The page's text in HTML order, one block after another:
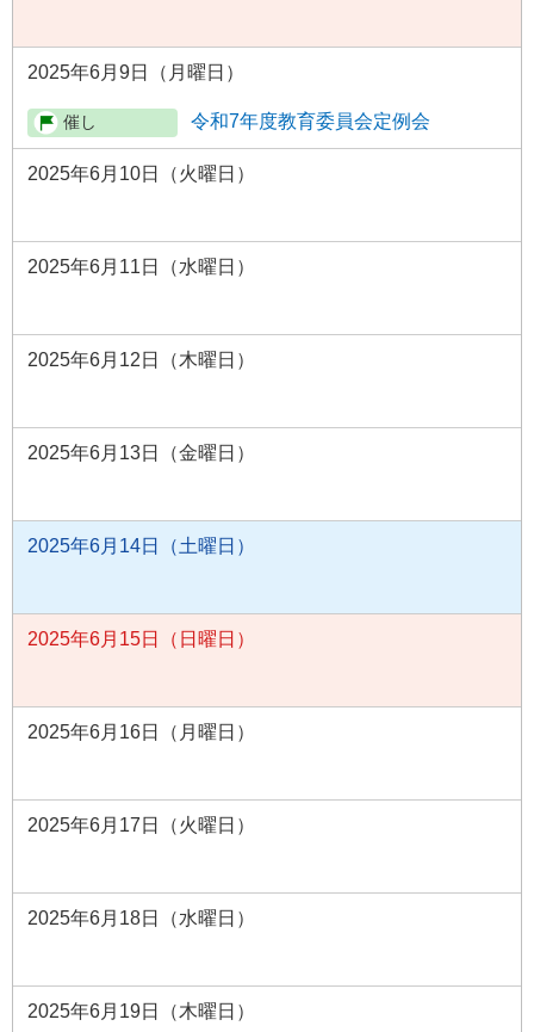
2025年6月9日（月曜日）
令和7年度教育委員会定例会
2025年6月10日（火曜日）
2025年6月11日（水曜日）
2025年6月12日（木曜日）
2025年6月13日（金曜日）
2025年6月14日（土曜日）
2025年6月15日（日曜日）
2025年6月16日（月曜日）
2025年6月17日（火曜日）
2025年6月18日（水曜日）
2025年6月19日（木曜日）